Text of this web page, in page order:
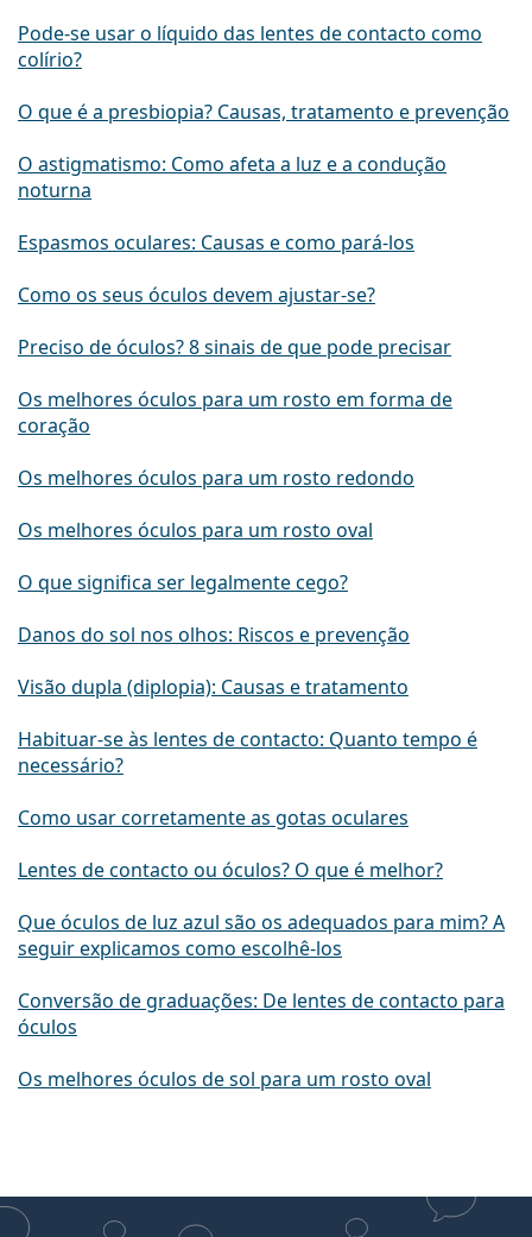
Pode-se usar o líquido das lentes de contacto como
colírio?
O que é a presbiopia? Causas, tratamento e prevenção
O astigmatismo: Como afeta a luz e a condução
noturna
Espasmos oculares: Causas e como pará-los
Como os seus óculos devem ajustar-se?
Preciso de óculos? 8 sinais de que pode precisar
Os melhores óculos para um rosto em forma de
coração
Os melhores óculos para um rosto redondo
Os melhores óculos para um rosto oval
O que significa ser legalmente cego?
Danos do sol nos olhos: Riscos e prevenção
Visão dupla (diplopia): Causas e tratamento
Habituar-se às lentes de contacto: Quanto tempo é
necessário?
Como usar corretamente as gotas oculares
Lentes de contacto ou óculos? O que é melhor?
Que óculos de luz azul são os adequados para mim? A
seguir explicamos como escolhê-los
Conversão de graduações: De lentes de contacto para
óculos
Os melhores óculos de sol para um rosto oval